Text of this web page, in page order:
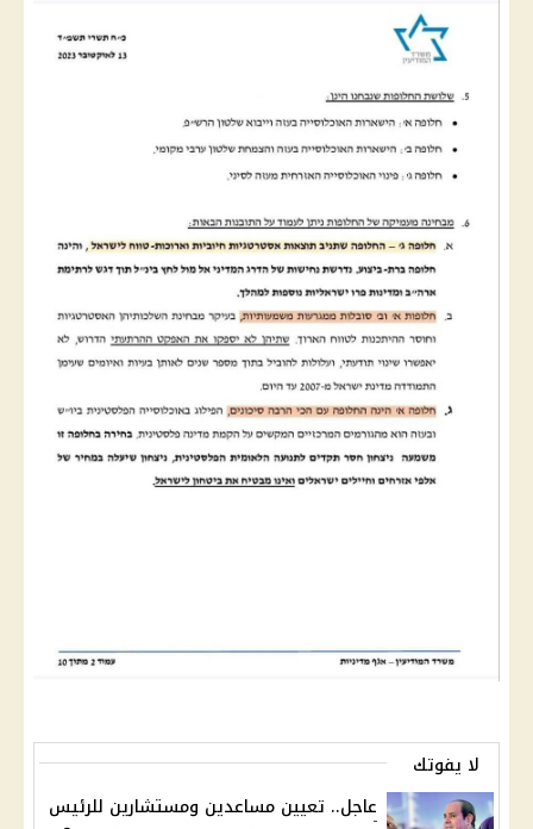
لا يفوتك
عاجل.. تعيين مساعدين ومستشارين للرئيس